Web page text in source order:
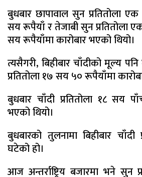
बुधबार छापावाल सुन प्रतितोला
सय रूपैयाँ र तेजाबी सुन प्रतितोला
सय रूपैयाँमा कारोबार भएको थियो।
त्यसैगरी, बिहीबार चाँदीको मूल्य
प्रतितोला १७ सय ५० रूपैयाँमा
बुधबार चाँदी प्रतितोला १८ सय
भएको थियो।
बुधबारको तुलनामा बिहीबार
घटेको हो।
आज अन्तर्राष्ट्रिय बजारमा भने